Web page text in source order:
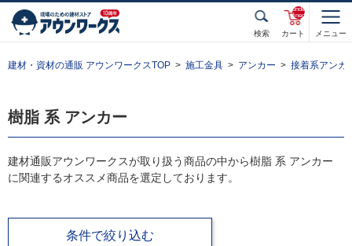
検索 カート
unde
fined
メニュー
建材・資材の通販 アウンワークスTOP 施工金具 アンカー 接着系アンカ
樹脂 系 アンカー
建材通販アウンワークスが取り扱う商品の中から樹脂 系 アンカー
に関連するオススメ商品を選定しております。
条件で絞り込む